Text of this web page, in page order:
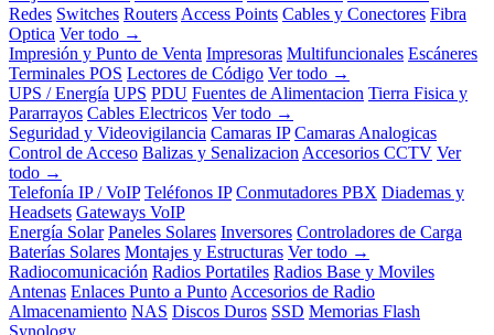
Redes Switches Routers Access Points Cables y Conectores Fibra
Optica Ver todo →
Impresión y Punto de Venta Impresoras Multifuncionales Escáneres
Terminales POS Lectores de Código Ver todo →
UPS / Energía UPS PDU Fuentes de Alimentacion Tierra Fisica y
Pararrayos Cables Electricos Ver todo →
Seguridad y Videovigilancia Camaras IP Camaras Analogicas
Control de Acceso Balizas y Senalizacion Accesorios CCTV Ver
todo →
Telefonía IP / VoIP Teléfonos IP Conmutadores PBX Diademas y
Headsets Gateways VoIP
Energía Solar Paneles Solares Inversores Controladores de Carga
Baterías Solares Montajes y Estructuras Ver todo →
Radiocomunicación Radios Portatiles Radios Base y Moviles
Antenas Enlaces Punto a Punto Accesorios de Radio
Almacenamiento NAS Discos Duros SSD Memorias Flash
Synology